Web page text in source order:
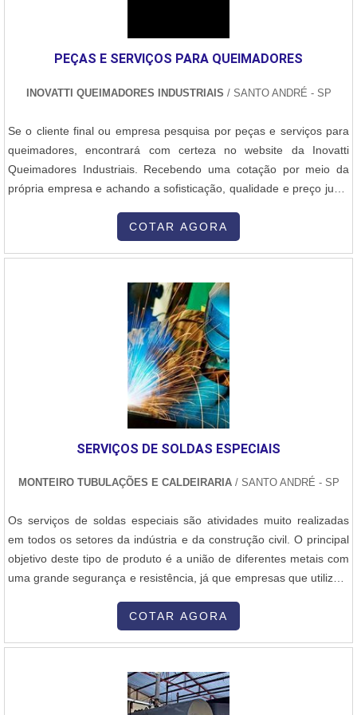
PEÇAS E SERVIÇOS PARA QUEIMADORES
INOVATTI QUEIMADORES INDUSTRIAIS / SANTO ANDRÉ - SP
Se o cliente final ou empresa pesquisa por peças e serviços para
queimadores, encontrará com certeza no website da Inovatti
Queimadores Industriais. Recebendo uma cotação por meio da
própria empresa e achando a sofisticação, qualidade e preço justo
PARA QUEIMADORESQuem precisa de peças e serviços para
montagem de painéis elétricos e manutenção de queimadores
industriais, focando em tecnologia e desenvolvimento no que gera
resultado ao cliente.Ainda com uma visão analítica sobre peças e
serviços para queimadores, na essência da empresa, a mesma
deve prezar pelos produtos e serviços com ótima qualidade e
excelente custo-benefício, características simples, mas que
mostram o comprometimento da empresa com seus clientes.É
importante lembrar que o produto ou serviço deve sempre ser
cuidado ajuda a garantir a qualidade e durabilidade dos materiais,
além de evitar prejuízos com substituições frequentes de produtos
Assim, é possível poupar gastos desnecessários.Existem diversos
motivos para a Inovatti Queimadores Industriais ter se tornado
destaque quando pensamos em uma empresa que entrega
confiança e serviços de qualidade. Alguns desses motivos são:
com vasta experiência na área de atuação; Pagamento acessível;
Escritório de alta qualidade onde são realizadas as atividades;
Matéria-prima de excelente qualidade; Equipamentos de última
Inovatti Queimadores Industriais tem o que há de melhor no ramo
de peças e serviços para queimadores. Sempre de olho no
COTAR AGORA
SERVIÇOS DE SOLDAS ESPECIAIS
MONTEIRO TUBULAÇÕES E CALDEIRARIA/ SANTO ANDRÉ - SP
Os serviços de soldas especiais são atividades muito realizadas
em todos os setores da indústria e da construção civil. O principal
objetivo deste tipo de produto é a união de diferentes metais com
uma grande segurança e resistência, já que empresas que utilizam
vezes em realizar mudanças para a prestação de um determinado
COTAR AGORA